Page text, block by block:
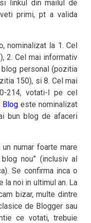
linkul din mailul de
primi, pt a valida
nominalizat la 1. Cel
2. Cel mai informativ
personal (pozitia
150), si 8. Cel mai
214, votati-l pe cel
Blog este nominalizat
bun blog de afaceri
numar foarte mare
nou” (inclusiv al
Se confirma inca o
la noi in ultimul an. La
bizar, multe dintre
de Blogger sau
ce votati, trebuie